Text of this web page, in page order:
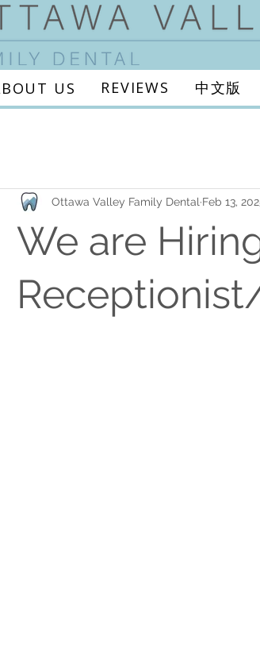
US REVIEWS 中文版
We are
Ottawa Valley Family Dental Feb 13,